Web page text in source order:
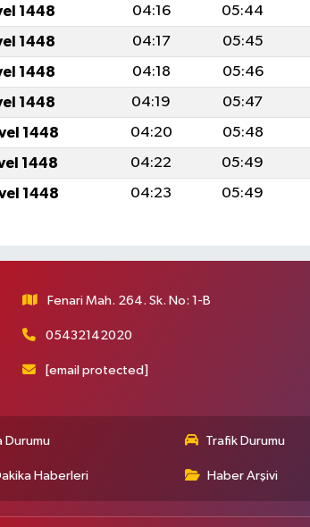
1448 04:16 05:44
1448 04:17 05:45
1448 04:18 05:46
1448 04:19 05:47
1448 04:20 05:48
1448 04:22 05:49
1448 04:23 05:49
Fenari Mah. 264. Sk. No: 1-B
05432142020
[email protected]
Durumu Trafik Durumu
Haberleri Haber Arşivi